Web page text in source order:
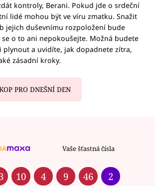
kontroly, Berani. Pokud jde o srdeční
lidé mohou být ve víru zmatku. Snažit
jejich duševnímu rozpoložení bude
se o to ani nepokoušejte. Možná budete
plynout a uvidíte, jak dopadnete zítra,
zásadní kroky.
PRO DNEŠNÍ DEN
Vaše šťastná čísla
10 4 9 46 2